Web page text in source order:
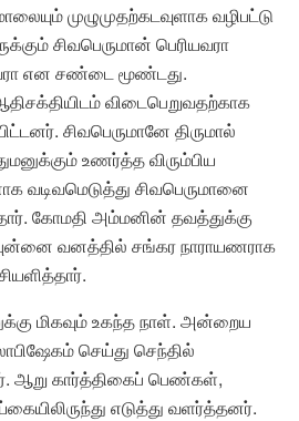
முழுமுதற்கடவுளாக வழிபட்டு
சிவபெருமான் பெரியவரா
என சண்டை மூண்டது.
விடைபெறுவதற்காக
சிவபெருமானே திருமால்
உணர்த்த விரும்பிய
வடிவமெடுத்து சிவபெருமானை
கோமதி அம்மனின் தவத்துக்கு
வனத்தில் சங்கர நாராயணராக
மிகவும் உகந்த நாள். அன்றைய
செய்து செந்தில்
கார்த்திகைப் பெண்கள்,
எடுத்து வளர்த்தனர்.